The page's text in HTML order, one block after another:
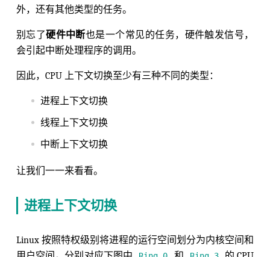
外，还有其他类型的任务。
别忘了硬件中断也是一个常见的任务，硬件触发信号，
会引起中断处理程序的调用。
因此，CPU 上下文切换至少有三种不同的类型：
进程上下文切换
线程上下文切换
中断上下文切换
让我们一一来看看。
进程上下文切换
Linux 按照特权级别将进程的运行空间划分为内核空间和